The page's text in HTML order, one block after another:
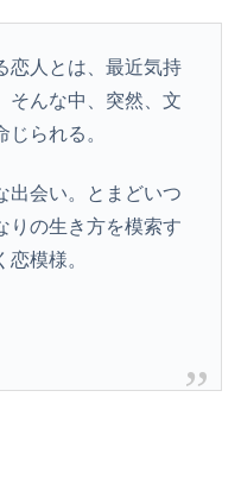
恋人とは、最近気持
そんな中、突然、文
られる。
出会い。とまどいつ
りの生き方を模索す
模様。